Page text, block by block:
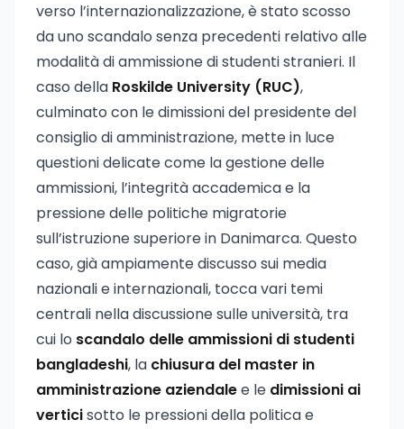
verso l’internazionalizzazione, è stato scosso
da uno scandalo senza precedenti relativo alle
modalità di ammissione di studenti stranieri. Il
caso della Roskilde University (RUC),
culminato con le dimissioni del presidente del
consiglio di amministrazione, mette in luce
questioni delicate come la gestione delle
ammissioni, l’integrità accademica e la
pressione delle politiche migratorie
sull’istruzione superiore in Danimarca. Questo
caso, già ampiamente discusso sui media
nazionali e internazionali, tocca vari temi
centrali nella discussione sulle università, tra
cui lo scandalo delle ammissioni di studenti
bangladeshi, la chiusura del master in
amministrazione aziendalee le dimissioni ai
verticisotto le pressioni della politica e